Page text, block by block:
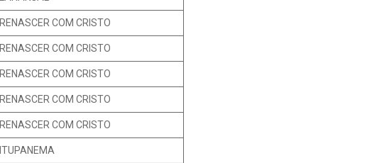
RENASCER COM CRISTO
RENASCER COM CRISTO
RENASCER COM CRISTO
RENASCER COM CRISTO
RENASCER COM CRISTO
ITUPANEMA